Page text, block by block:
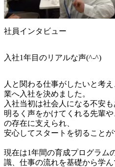
社員インタビュー
入社1年目のリアルな声(^-^)
人と関わる仕事がしたいと考
業へ入社を決めました。
入社当初は社会人になる不安も
明るく声をかけてくれる先輩
の存在に支えられ、
安心してスタートを切ることが
現在は1年間の育成プログラム
識、仕事の流れを基礎から学ん